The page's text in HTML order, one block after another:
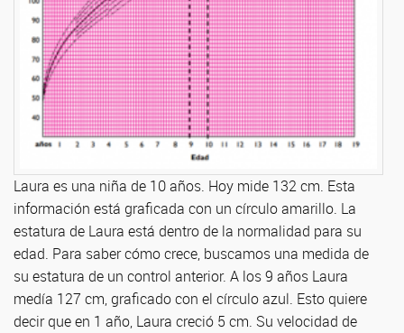
Laura es una niña de 10 años. Hoy mide 132 cm. Esta
información está graficada con un círculo amarillo. La
estatura de Laura está dentro de la normalidad para su
edad. Para saber cómo crece, buscamos una medida de
su estatura de un control anterior. A los 9 años Laura
medía 127 cm, graficado con el círculo azul. Esto quiere
decir que en 1 año, Laura creció 5 cm. Su velocidad de